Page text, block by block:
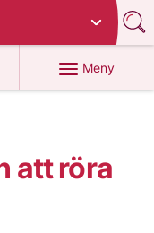
Meny
att röra